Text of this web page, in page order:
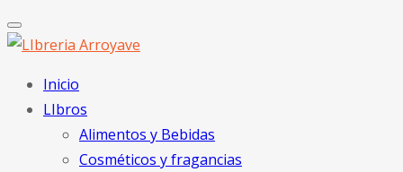
Inicio
LIbros
Alimentos y Bebidas
Cosméticos y fragancias